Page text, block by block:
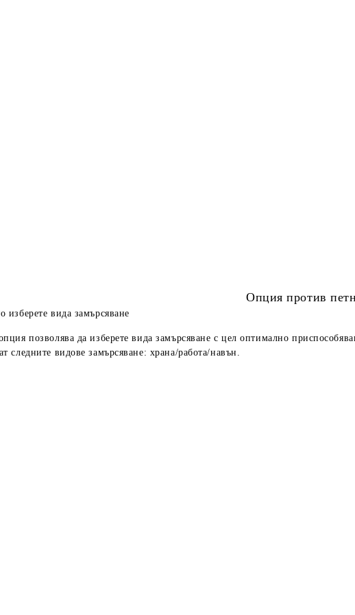
Опция против
изберете вида замърсяване
позволява да изберете вида замърсяване с цел оптимално
следните видове замърсяване: храна/работа/навън.